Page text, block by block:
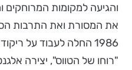
והגיעה למקומות המרוחקים
את המסורת ואת התרבות
1986 החלה לעבוד על
"רוחו של הטווס", יצירה